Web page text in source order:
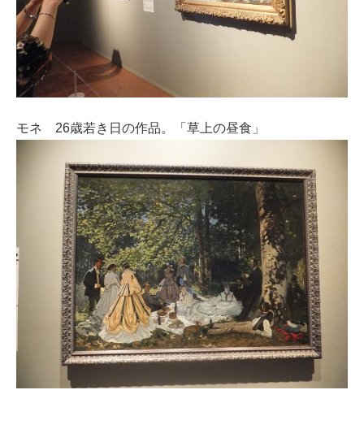
モネ 26歳若き日の作品。「草上の昼食」